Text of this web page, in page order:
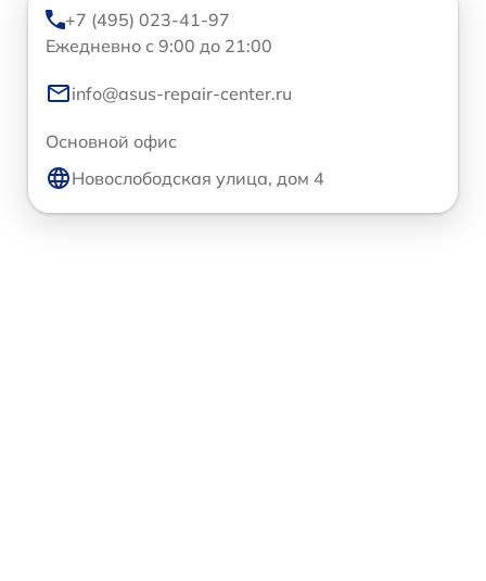
+7 (495) 023-41-97
Ежедневно с 9:00 до 21:00
info@asus-repair-center.ru
Основной офис
Новослободская улица, дом 4